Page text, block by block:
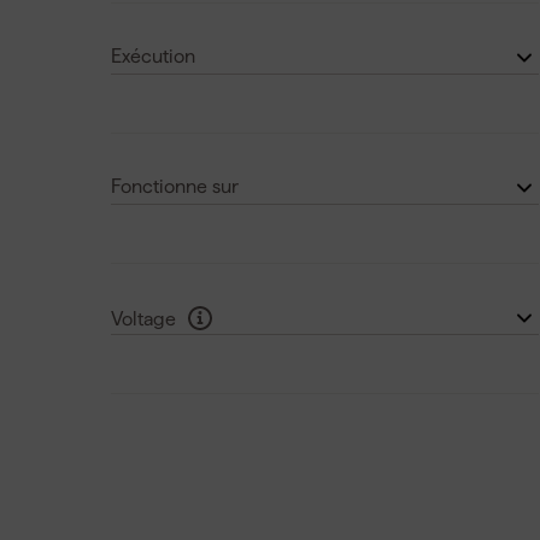
Exécution
Fonctionne sur
Voltage